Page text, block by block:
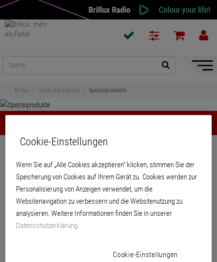
Brillux Lacke und Lasuren Spezialprodukte
Spezialprodukte
Cookie-Einstellungen
Wenn Sie auf „Alle Cookies akzeptieren“ klicken, stimmen Sie der
Speicherung von Cookies auf Ihrem Gerät zu. Cookies werden zur
Personalisierung von Anzeigen verwendet, um die
Websitenavigation zu verbessern und die Websitenutzung zu
analysieren. Weitere Informationen finden Sie in unserer
Datenschutzerklärung.
Cookie-Einstellungen